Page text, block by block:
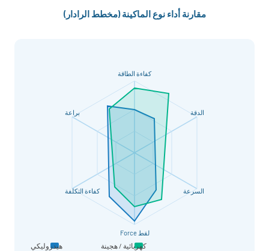
مقارنة أداء نوع الماكينة (مخطط الرادار)
كفاءة الطاقة
الدقة
السرعة
لقط Force
كفاءة التكلفة
براعة
هيدروليكي كهربائية / هجينة